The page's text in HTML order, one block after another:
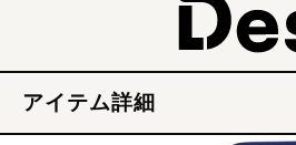
アイテム詳細